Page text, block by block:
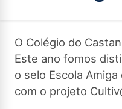
O Colégio do
Este ano fomos
o selo Escola
com o projeto